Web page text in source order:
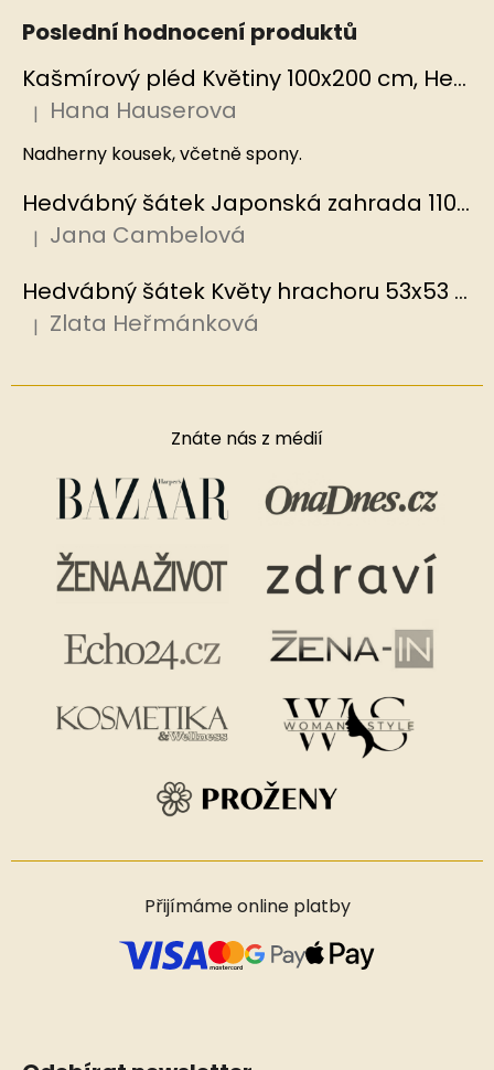
Poslední hodnocení produktů
Kašmírový pléd Květiny 100x200 cm, Hedvábný svět
Hodnocení produktu je 5 z 5 hvězdiček.
| Hana Hauserova
Nadherny kousek, včetně spony.
Hedvábný šátek Japonská zahrada 110x110 cm v dárkovém balení, HEDVÁBNÝ SVĚT
Hodnocení produktu je 5 z 5 hvězdiček.
| Jana Cambelová
Hedvábný šátek Květy hrachoru 53x53 cm v dárkovém balení, HEDVÁBNÝ SVĚT
Hodnocení produktu je 5 z 5 hvězdiček.
| Zlata Heřmánková
Znáte nás z médií
Přijímáme online platby